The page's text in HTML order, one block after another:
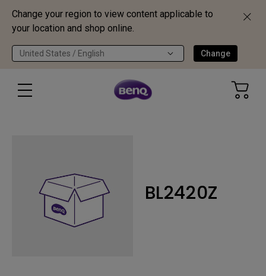
Change your region to view content applicable to
your location and shop online.
United States / English Change
BL2420Z